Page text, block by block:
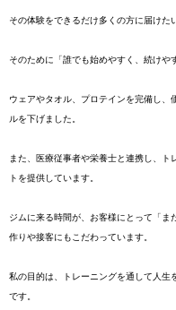
その体験をできるだけ多くの方に届けた
そのために「誰でも始めやすく、続けや
ウェアやタオル、プロテインを完備し、
ルを下げました。
また、医療従事者や栄養士と連携し、
トを提供しています。
ジムに来る時間が、お客様にとって「ま
作りや接客にもこだわっています。
私の目的は、トレーニングを通して人生
です。